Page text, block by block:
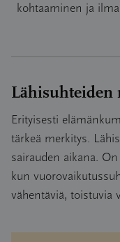
kohtaaminen ja
Lähisuhteiden
Erityisesti
tärkeä merkitys.
sairauden aikana.
kun
vähentäviä, toistuvia